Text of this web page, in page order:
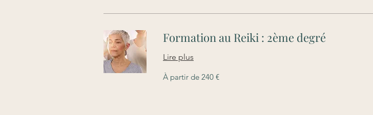
Formation au Reiki : 2ème degré
Lire plus
À
partir
À partir de 240 €